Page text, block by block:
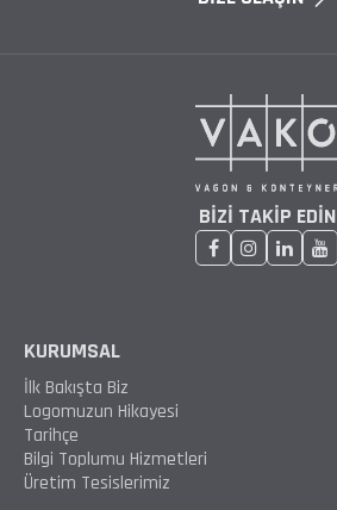
BIZI TAKIP EDIN
KURUMSAL
İlk Bakışta Biz
Logomuzun Hikayesi
Tarihçe
Bilgi Toplumu Hizmetleri
Üretim Tesislerimiz